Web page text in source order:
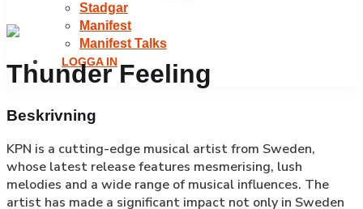
Stadgar
Manifest
Manifest Talks
LOGGA IN
Thunder Feeling
Beskrivning
KPN is a cutting-edge musical artist from Sweden,
whose latest release features mesmerising, lush
melodies and a wide range of musical influences. The
artist has made a significant impact not only in Sweden